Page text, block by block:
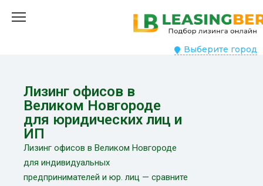
Выберите город
Лизинг офисов в
Великом Новгороде
для юридических лиц и
ИП
Лизинг офисов в Великом Новгороде
для индивидуальных
предпринимателей и юр. лиц — сравните